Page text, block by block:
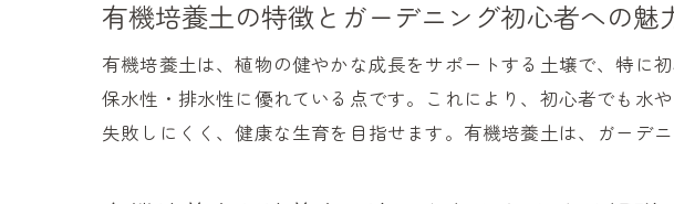
有機培養土
有機培養土
培養土と有
有機培養土の特徴とガーデニング初心者への魅
有機培養土は、植物の健やかな成長をサポートする土壌で、特に
保水性・排水性に優れている点です。これにより、初心者でも水
失敗しにくく、健康な生育を目指せます。有機培養土は、ガーデ